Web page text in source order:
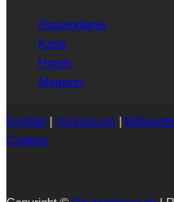
Routenplaner
Karte
Hotels
Magazin
Kontakt | Impressum |
Cookies